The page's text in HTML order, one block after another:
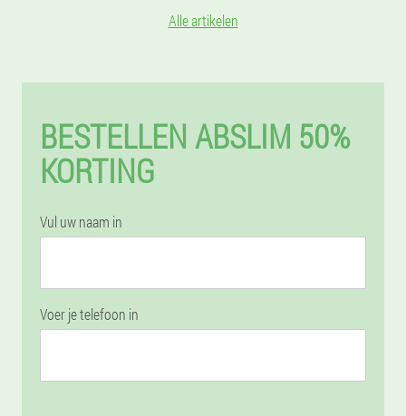
Alle artikelen
BESTELLEN ABSLIM 50%
KORTING
Vul uw naam in
Voer je telefoon in